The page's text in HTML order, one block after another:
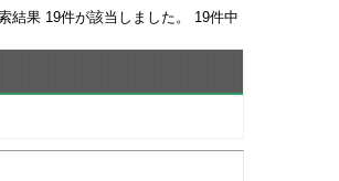
結果 19件が該当しました。 19件中